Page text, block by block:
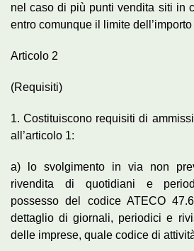
nel caso di più punti vendita siti in
entro comunque il limite
Articolo 2
(Requisiti)
1. Costituiscono requisiti di
all’articolo 1:
a) lo svolgimento in via non
rivendita di quotidiani e
possesso del codice ATECO
dettaglio di giornali, periodici e
delle imprese, quale codice di